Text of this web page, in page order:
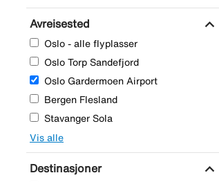
Avreisested expand_more
Oslo - alle flyplasser
Oslo Torp Sandefjord
Oslo Gardermoen Airport
Bergen Flesland
Stavanger Sola
Vis alle
Destinasjoner expand_more